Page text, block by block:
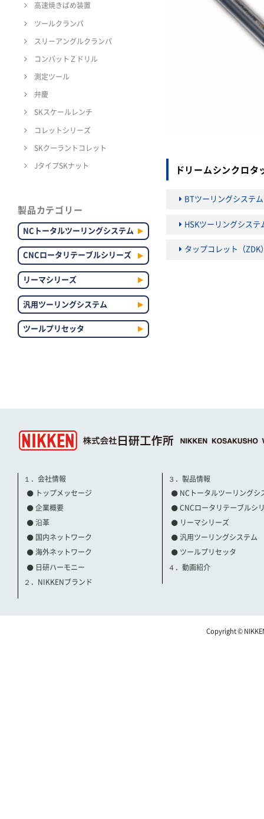
高速焼きばめ装置
ツールクランパ
スリーアングルクランパ
コンバットＺドリル
測定ツール
弁慶
SKスケールレンチ
コレットシリーズ
SKクーラントコレット
JタイプSKナット
製品カテゴリー
NCトータルツーリングシステム
CNCロータリテーブルシリーズ
リーマシリーズ
汎用ツーリングシステム
ツールプリセッタ
ドリームシンクロ
BTツーリングシステム
HSKツーリングシステ
タップコレット（ZDK
１．会社情報
トップメッセージ
企業概要
沿革
国内ネットワーク
海外ネットワーク
日研ハーモニー
２．NIKKENブランド
３．製品情報
NCトータルツーリングシ
CNCロータリテーブルシ
リーマシリーズ
汎用ツーリングシステム
ツールプリセッタ
４．動画紹介
Copyright ©